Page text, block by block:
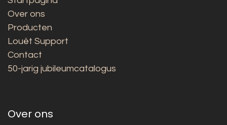
Over ons
Producten
Louët Support
Contact
50-jarig jubileumcatalogus
Over ons